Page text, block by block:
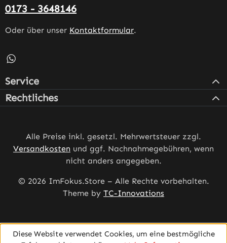
0173 - 3648146
Oder über unser Kontaktformular.
Schreib uns auf WhatsApp – öffnet in neuem Tab
Service
Rechtliches
Alle Preise inkl. gesetzl. Mehrwertsteuer zzgl.
Versandkosten und ggf. Nachnahmegebühren, wenn
nicht anders angegeben.
© 2026 ImFokus.Store – Alle Rechte vorbehalten.
Theme by TC-Innovations
Diese Website verwendet Cookies, um eine bestmögliche